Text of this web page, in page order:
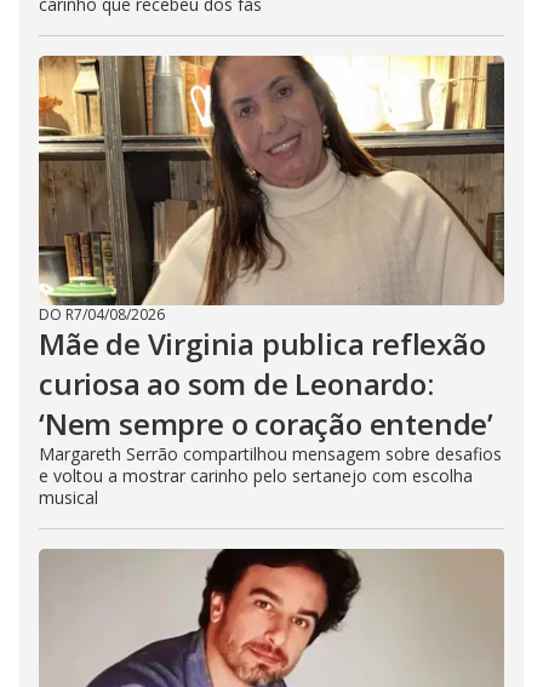
DO R7/04/08/2026
Mãe de Virginia publica reflexão
curiosa ao som de Leonardo:
‘Nem sempre o coração entende’
Margareth Serrão compartilhou mensagem sobre desafios
e voltou a mostrar carinho pelo sertanejo com escolha
musical